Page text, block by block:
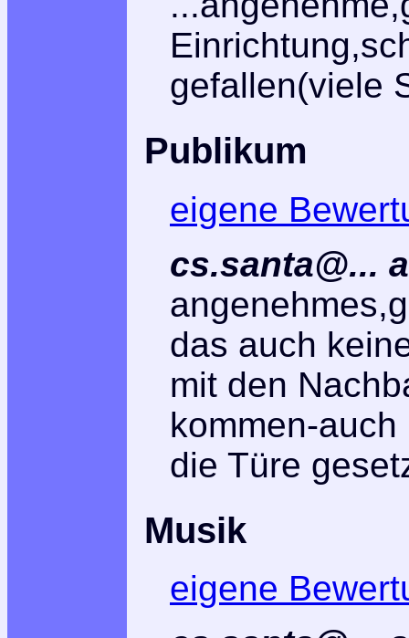
gefallen(viele
Publikum
eigene
cs.santa@...
das auch
mit den
kommen-
die Türe
Musik
eigene